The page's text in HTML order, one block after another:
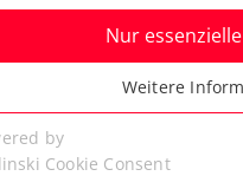
Pircher
Nur
Cookies werden für
benötigt. Dadurch ist
Weitere
by
Cookie Consent